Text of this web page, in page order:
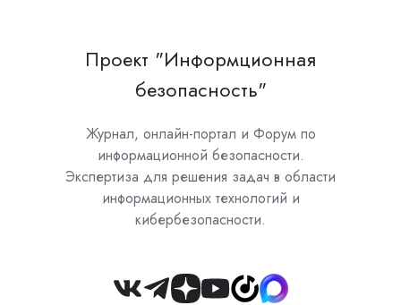
Проект "Информционная
безопасность"
Журнал, онлайн-портал и Форум по
информационной безопасности.
Экспертиза для решения задач в области
информационных технологий и
кибербезопасности.